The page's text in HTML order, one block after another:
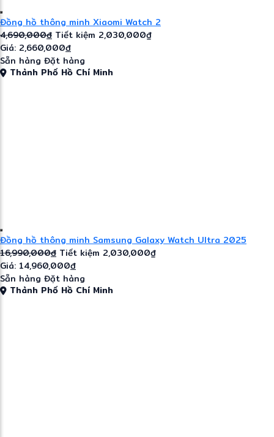
Đồng hồ thông minh Xiaomi Watch 2
4,690,000đ Tiết kiệm 2,030,000₫
Giá: 2,660,000đ
Sẵn hàng Đặt hàng
Thành Phố Hồ Chí Minh
Đồng hồ thông minh Samsung Galaxy Watch Ultra 2025
16,990,000đ Tiết kiệm 2,030,000₫
Giá: 14,960,000đ
Sẵn hàng Đặt hàng
Thành Phố Hồ Chí Minh